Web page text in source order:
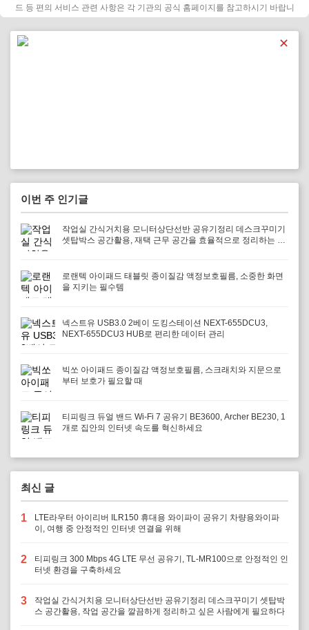
드 등 편의 서비스 관련 사항은 각 기관의 공식 홈페이지를 참고하시기 바랍니
✕
이번 주 인기글
작업실 간식거치용 모니터상단선반 공유기정리 데스크꾸미기
셋탑박스 공간활용, 재택 근무 공간을 효율적으로 정리하는 방
로랜텍 아이패드 태블릿 종이질감 액정보호필름, 소중한 화면
을 지키는 필수템
넥스트유 USB3.0 2베이 도킹스테이션 NEXT-655DCU3,
NEXT-655DCU3 HUB로 편리한 데이터 관리
빅쏘 아이패드 종이질감 액정보호필름, 스크래치와 지문으로
부터 보호가 필요할 때
티피링크 듀얼 밴드 Wi-Fi 7 공유기 BE3600, Archer BE230, 1
개로 집안의 인터넷 속도를 혁신하세요
최신 글
1
LTE라우터 아이리버 ILR150 휴대용 와이파이 공유기 차량용와이파
이, 여행 중 안정적인 인터넷 연결을 위해
2
티피링크 300 Mbps 4G LTE 무선 공유기, TL-MR100으로 안정적인 인
터넷 환경을 구축하세요
3
작업실 간식거치용 모니터상단선반 공유기정리 데스크꾸미기 셋탑박
스 공간활용, 작업 공간을 깔끔하게 정리하고 싶은 사람에게 필요하다